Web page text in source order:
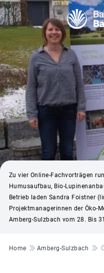
Zu vier Online-Fachvorträgen
Humusaufbau, Bio-
Betrieb laden Sandra Foistner
Projektmanagerinnen der Öko-
Amberg-Sulzbach vom 28. Bis
Pfadnavigation
Home Amberg-Sulzbach